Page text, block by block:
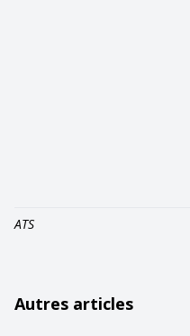
ATS
Autres articles